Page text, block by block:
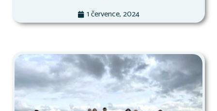
1 července, 2024